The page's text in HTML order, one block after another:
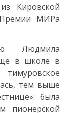
Кировской
Премии МИРа
Людмила
в школе в
тем выше
была
пионерской